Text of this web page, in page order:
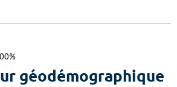
géodémographique